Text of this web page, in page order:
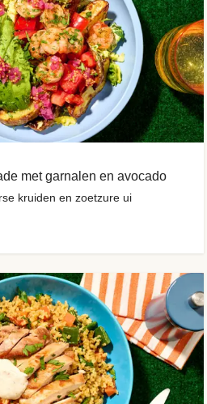
met garnalen en avocado
kruiden en zoetzure ui